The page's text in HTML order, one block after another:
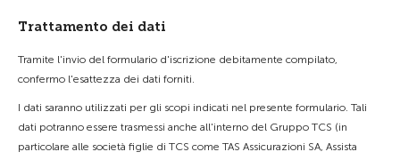
Trattamento dei dati
Tramite l'invio del formulario d'iscrizione debitamente compilato,
confermo l'esattezza dei dati forniti.
I dati saranno utilizzati per gli scopi indicati nel presente formulario. Tali
dati potranno essere trasmessi anche all'interno del Gruppo TCS (in
particolare alle società figlie di TCS come TAS Assicurazioni SA, Assista